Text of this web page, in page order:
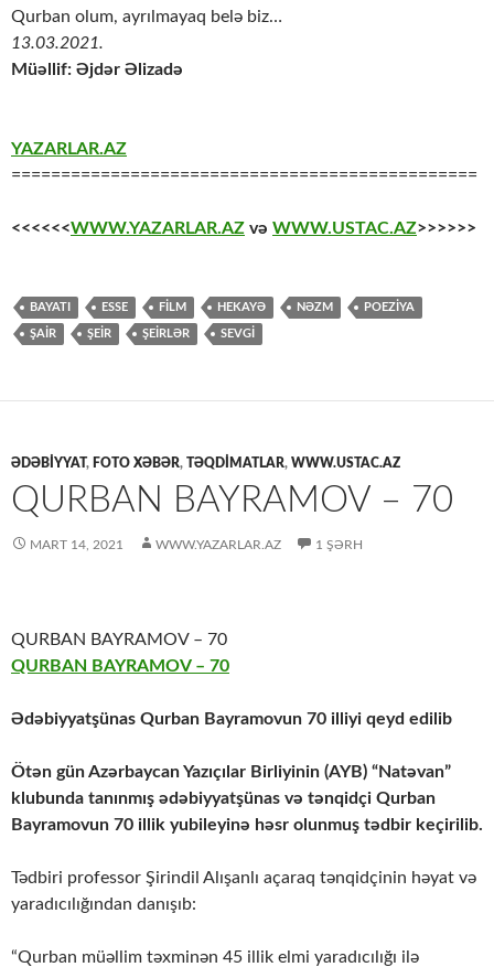
Qurban olum, ayrılmayaq belə biz…
13.03.2021.
Müəllif: Əjdər Əlizadə
YAZARLAR.AZ
===============================================
<<<<<<WWW.YAZARLAR.AZ və WWW.USTAC.AZ>>>>>>
BAYATI ESSE FİLM HEKAYƏ NƏZM POEZİYA
ŞAİR ŞEİR ŞEİRLƏR SEVGİ
ƏDƏBİYYAT, FOTO XƏBƏR, TƏQDİMATLAR, WWW.USTAC.AZ
QURBAN BAYRAMOV – 70
MART 14, 2021 WWW.YAZARLAR.AZ 1 ŞƏRH
QURBAN BAYRAMOV – 70
QURBAN BAYRAMOV – 70
Ədəbiyyatşünas Qurban Bayramovun 70 illiyi qeyd edilib
Ötən gün Azərbaycan Yazıçılar Birliyinin (AYB) “Natəvan”
klubunda tanınmış ədəbiyyatşünas və tənqidçi Qurban
Bayramovun 70 illik yubileyinə həsr olunmuş tədbir keçirilib.
Tədbiri professor Şirindil Alışanlı açaraq tənqidçinin həyat və
yaradıcılığından danışıb:
“Qurban müəllim təxminən 45 illik elmi yaradıcılığı ilə